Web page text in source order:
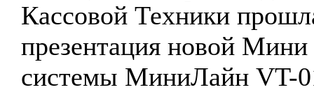
Кассовой Техники
презентация новой Мини
системы МиниЛайн VT-